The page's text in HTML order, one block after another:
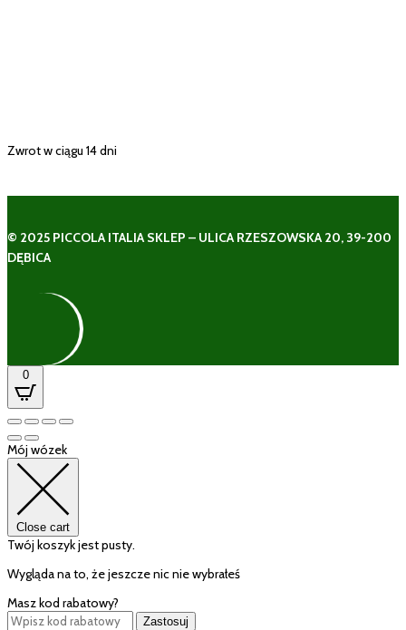
Zwrot w ciągu 14 dni
© 2025 PICCOLA ITALIA SKLEP – ULICA RZESZOWSKA 20, 39-200
DĘBICA
0
Mój wózek
Close cart
Twój koszyk jest pusty.
Wygląda na to, że jeszcze nic nie wybrałeś
Masz kod rabatowy?
Zastosuj